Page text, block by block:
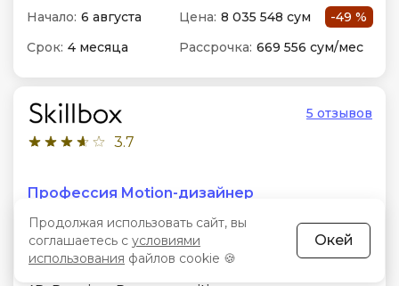
Начало: 6 августа Цена: 8 035 548 сум
-49 %
Срок: 4 месяца Рассрочка: 669 556 сум/мес
3.7
5 отзывов
Профессия Motion-дизайнер
Формат:Видеозанятия в записи, д/з, обратная
связь.
Продолжая использовать сайт, вы
соглашаетесь с условиями
использования файлов cookie 🍪
Окей